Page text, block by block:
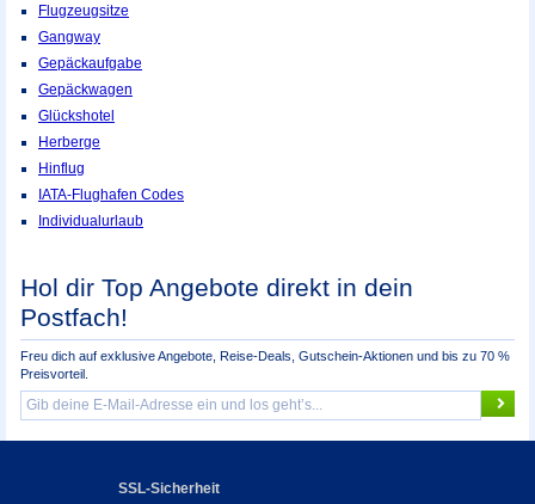
Flugzeugsitze
Gangway
Gepäckaufgabe
Gepäckwagen
Glückshotel
Herberge
Hinflug
IATA-Flughafen Codes
Individualurlaub
Hol dir Top Angebote direkt in dein
Postfach!
Freu dich auf exklusive Angebote, Reise-Deals, Gutschein-Aktionen und bis zu 70 %
Preisvorteil.
SSL-Sicherheit